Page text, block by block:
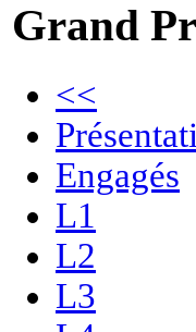
Grand
<<
Engagés
L1
L2
L3